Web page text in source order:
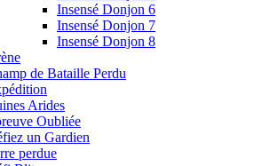
Insensé Donjon 6
Insensé Donjon 7
Insensé Donjon 8
de Bataille Perdu
Arides
Oubliée
un Gardien
perdue